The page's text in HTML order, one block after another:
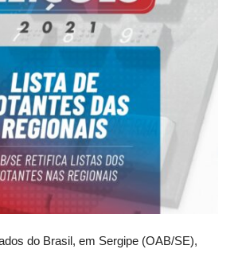
do Brasil, em Sergipe (OAB/SE),